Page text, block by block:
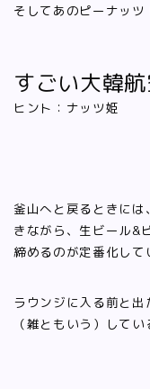
そしてあのピーナッツ
すごい大韓
ヒント：ナッツ姫
釜山へと戻るときに
きながら、生ビール&
締めるのが定番化して
ラウンジに入る前と
（雑ともいう）して